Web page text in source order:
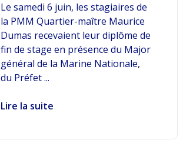
Le samedi 6 juin, les stagiaires de
la PMM Quartier-maître Maurice
Dumas recevaient leur diplôme de
fin de stage en présence du Major
général de la Marine Nationale,
du Préfet ...
Lire la suite